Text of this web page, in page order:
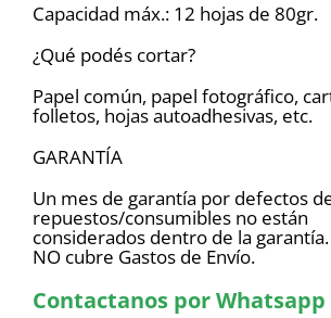
Capacidad máx.: 12 hojas de 80gr.
¿Qué podés cortar?
Papel común, papel fotográfico,
folletos, hojas autoadhesivas, etc.
GARANTÍA
Un mes de garantía por defectos
repuestos/consumibles no están
considerados dentro de la
NO cubre Gastos de Envío.
Contactanos por Whatsapp